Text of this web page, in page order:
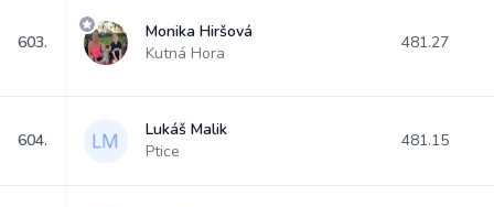
603.
Monika Hiršová
Kutná Hora
481.27
604.
Lukáš Malik
Ptice
481.15